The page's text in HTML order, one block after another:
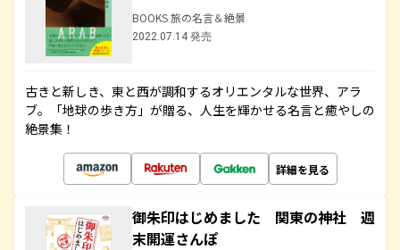
BOOKS 旅の名言＆絶景
2022.07.14 発売
古きと新しき、東と西が調和するオリエンタルな世界、アラ
ブ。「地球の歩き方」が贈る、人生を輝かせる名言と癒やしの
絶景集！
詳細を見る
御朱印はじめました 関東の神社 週
末開運さんぽ